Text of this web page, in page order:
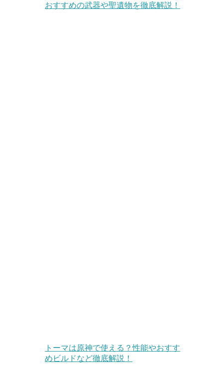
おすすめの武器や聖遺物を徹底解説！
トーマは原神で使える？性能やおすす
めビルドなど徹底解説！